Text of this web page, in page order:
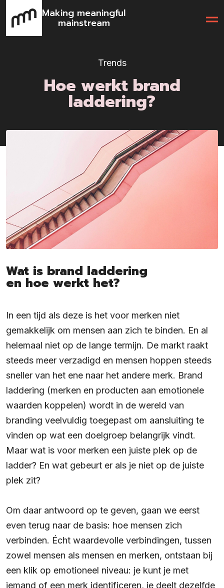
Making meaningful
mainstream
Trends
Hoe werkt brand
laddering?
Wat is brand laddering
en hoe werkt het?
In een tijd als deze is het voor merken niet
gemakkelijk om mensen aan zich te binden. En al
helemaal niet op de lange termijn. De markt raakt
steeds meer verzadigd en mensen hoppen steeds
sneller van het ene naar het andere merk. Brand
laddering (merken en producten aan emotionele
waarden koppelen) wordt in de wereld van
branding veelvuldig toegepast om aansluiting te
vinden op wat een doelgroep belangrijk vindt.
Maar wat is voor merken een juiste plek op de
ladder? En wat gebeurt er als je niet op de juiste
plek zit?
Om daar antwoord op te geven, gaan we eerst
even terug naar de basis: hoe mensen zich
verbinden. Écht waardevolle verbindingen, tussen
zowel mensen als mensen en merken, ontstaan bij
een klik op emotioneel niveau: je kunt je met
iemand of een merk identificeren, je deelt dezelfde